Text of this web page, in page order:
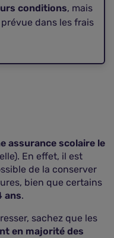
conditions, mais
dans les frais
assurance scolaire le
En effet, il est
de la conserver
bien que certains
ans.
sachez que les
en majorité des